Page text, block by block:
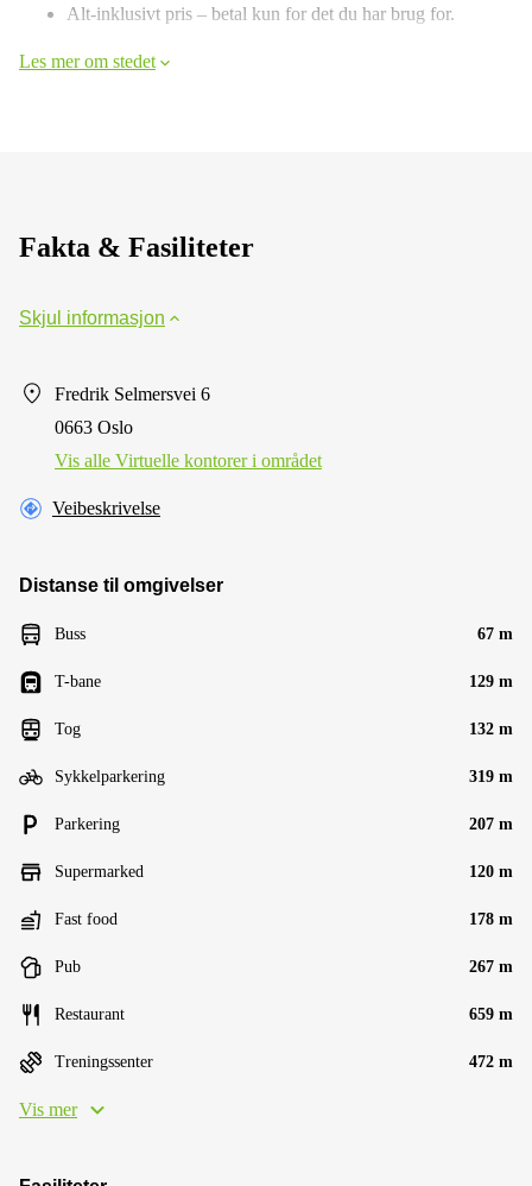
Alt-inklusivt pris – betal kun for det du har brug for.
Les mer om stedet
Fakta & Fasiliteter
Skjul informasjon
Fredrik Selmersvei 6
0663 Oslo
Vis alle Virtuelle kontorer i området
Veibeskrivelse
Distanse til omgivelser
Buss 67 m
T-bane 129 m
Tog 132 m
Sykkelparkering 319 m
Parkering 207 m
Supermarked 120 m
Fast food 178 m
Pub 267 m
Restaurant 659 m
Treningssenter 472 m
Vis mer